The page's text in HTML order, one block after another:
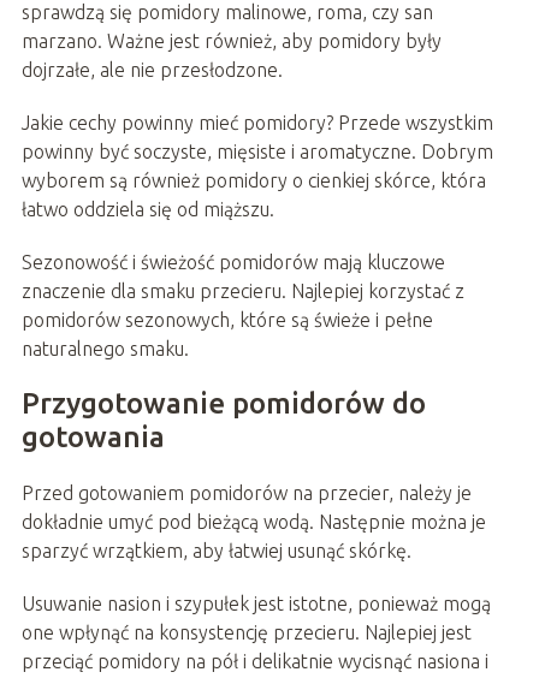
sprawdzą się pomidory malinowe, roma, czy san
marzano. Ważne jest również, aby pomidory były
dojrzałe, ale nie przesłodzone.
Jakie cechy powinny mieć pomidory? Przede wszystkim
powinny być soczyste, mięsiste i aromatyczne. Dobrym
wyborem są również pomidory o cienkiej skórce, która
łatwo oddziela się od miąższu.
Sezonowość i świeżość pomidorów mają kluczowe
znaczenie dla smaku przecieru. Najlepiej korzystać z
pomidorów sezonowych, które są świeże i pełne
naturalnego smaku.
Przygotowanie pomidorów do
gotowania
Przed gotowaniem pomidorów na przecier, należy je
dokładnie umyć pod bieżącą wodą. Następnie można je
sparzyć wrzątkiem, aby łatwiej usunąć skórkę.
Usuwanie nasion i szypułek jest istotne, ponieważ mogą
one wpłynąć na konsystencję przecieru. Najlepiej jest
przeciąć pomidory na pół i delikatnie wycisnąć nasiona i